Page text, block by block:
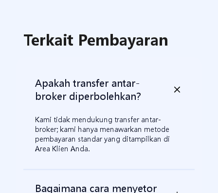
Terkait Pembayaran
Apakah transfer antar-
broker diperbolehkan?
Kami tidak mendukung transfer antar-
broker; kami hanya menawarkan metode
pembayaran standar yang ditampilkan di
Area Klien Anda.
Bagaimana cara menyetor